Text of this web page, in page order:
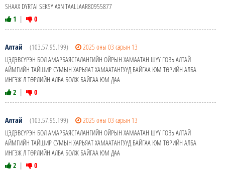
SHAAX DYRTAI SEKSY AXN TAALLAAR80955877
1 | 0
Алтай (103.57.95.199)
2025 оны 03 сарын 13
ЦЭДЭВСҮРЭН БОЛ АМАРБАЯСГАЛАНГИЙН ОЙРЫН ХАМААТАН ШҮҮ ГОВЬ АЛТАЙ
АЙМГИЙН ТАЙШИР СУМЫН ХАРЬЯАТ ХАМААТАНГУУД БАЙГАА ЮМ ТӨРИЙН АЛБА
ИНГЭЖ Л ТӨРЛИЙН АЛБА БОЛЖ БАЙГАА ЮМ ДАА
2 | 0
Алтай (103.57.95.199)
2025 оны 03 сарын 13
ЦЭДЭВСҮРЭН БОЛ АМАРБАЯСГАЛАНГИЙН ОЙРЫН ХАМААТАН ШҮҮ ГОВЬ АЛТАЙ
АЙМГИЙН ТАЙШИР СУМЫН ХАРЬЯАТ ХАМААТАНГУУД БАЙГАА ЮМ ТӨРИЙН АЛБА
ИНГЭЖ Л ТӨРЛИЙН АЛБА БОЛЖ БАЙГАА ЮМ ДАА
2 | 0